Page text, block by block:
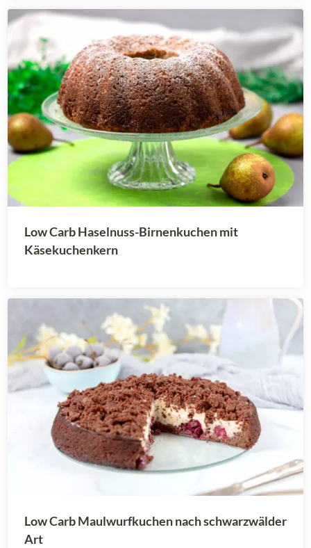
Low Carb Haselnuss-Birnenkuchen mit
Käsekuchenkern
Low Carb Maulwurfkuchen nach schwarzwälder
Art